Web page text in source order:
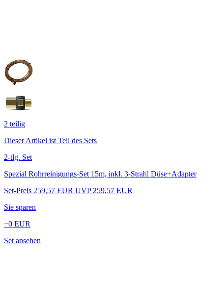
2 teilig
Dieser Artikel ist Teil des Sets
2-tlg. Set
Spezial Rohrreinigungs-Set 15m, inkl. 3-Strahl Düse+Adapter
Set-Preis 259,57 EUR UVP 259,57 EUR
Sie sparen
−0 EUR
Set ansehen